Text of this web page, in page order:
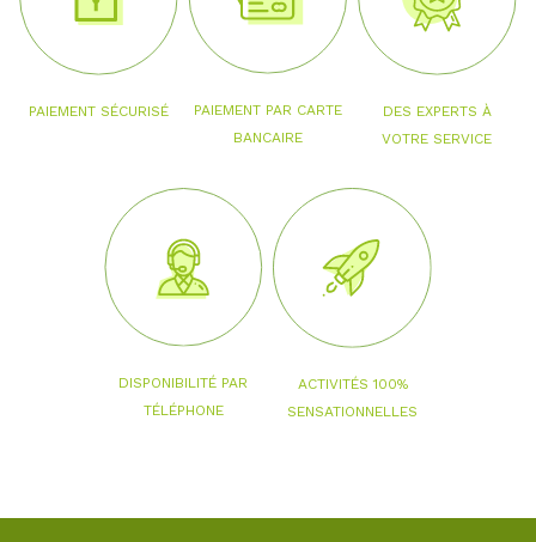
PAIEMENT SÉCURISÉ
PAIEMENT PAR CARTE
BANCAIRE
DES EXPERTS À
VOTRE SERVICE
DISPONIBILITÉ PAR
TÉLÉPHONE
ACTIVITÉS 100%
SENSATIONNELLES